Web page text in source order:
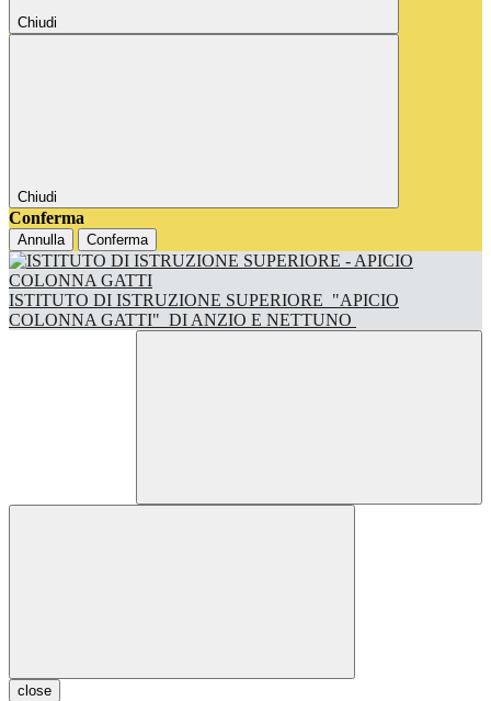
Chiudi
Chiudi
Conferma
Annulla Conferma
ISTITUTO DI ISTRUZIONE SUPERIORE "APICIO
COLONNA GATTI" DI ANZIO E NETTUNO
close